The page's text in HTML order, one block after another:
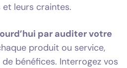
leurs craintes.
par auditer votre
produit ou service,
bénéfices. Interrogez vos